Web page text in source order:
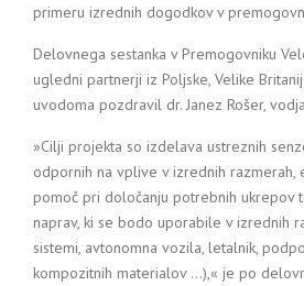
primeru izrednih dogodkov v
Delovnega sestanka v Premogovniku
ugledni partnerji iz Poljske, Velike
uvodoma pozdravil dr. Janez Rošer,
»Cilji projekta so izdelava ustreznih
odpornih na vplive v izrednih razmerah,
pomoč pri določanju potrebnih ukrepov
naprav, ki se bodo uporabile v izrednih
sistemi, avtonomna vozila, letalnik,
kompozitnih materialov …),« je po